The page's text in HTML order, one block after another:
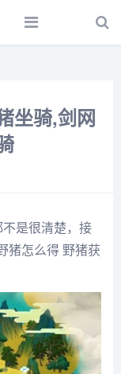
坐骑,剑网
是很清楚，接
猪怎么得 野猪获